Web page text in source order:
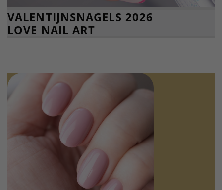
VALENTIJNSNAGELS 2026
LOVE NAIL ART